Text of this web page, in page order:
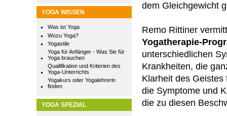
YOGA WISSEN
Was ist Yoga
Wozu Yoga?
Yogastile
Yoga für Anfänger - Was Sie für
Yoga brauchen
Qualifikation und Kriterien des
Yoga-Unterrichts
Yogakurs oder Yogalehrerin
finden
YOGA SPEZIAL
dem Gleichgewicht
Remo Rittiner
Yogatherapie-
unterschiedlichen
Krankheiten, die
Klarheit des
die Symptome und
die zu diesen